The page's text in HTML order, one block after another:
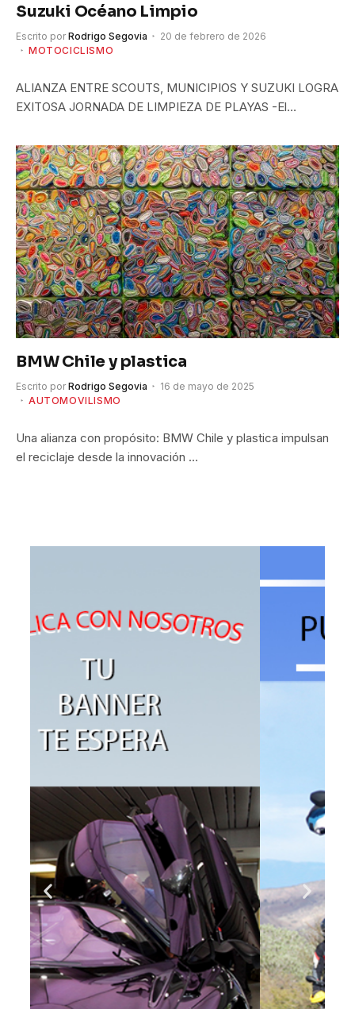
Suzuki Océano Limpio
Escrito por Rodrigo Segovia
20 de febrero de 2026
MOTOCICLISMO
ALIANZA ENTRE SCOUTS, MUNICIPIOS Y SUZUKI LOGRA
EXITOSA JORNADA DE LIMPIEZA DE PLAYAS -El…
BMW Chile y plastica
Escrito por Rodrigo Segovia
16 de mayo de 2025
AUTOMOVILISMO
Una alianza con propósito: BMW Chile y plastica impulsan
el reciclaje desde la innovación …